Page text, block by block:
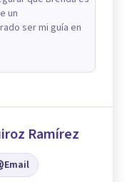
un
ser mi guía en
Ramírez
Email